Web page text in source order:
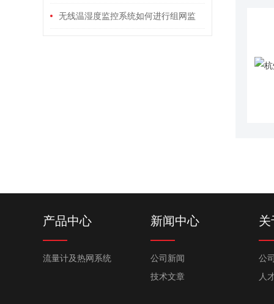
定与安全
无线温湿度监控系统如何进行组网监
产品中心
流量计及热网系统
新闻中心
公司新闻
技术文章
关
公
人